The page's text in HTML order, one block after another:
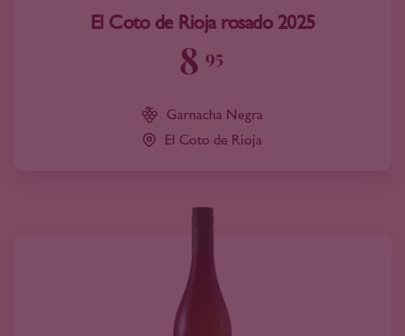
El Coto de Rioja rosado 2025
8 95
Garnacha Negra
El Coto de Rioja